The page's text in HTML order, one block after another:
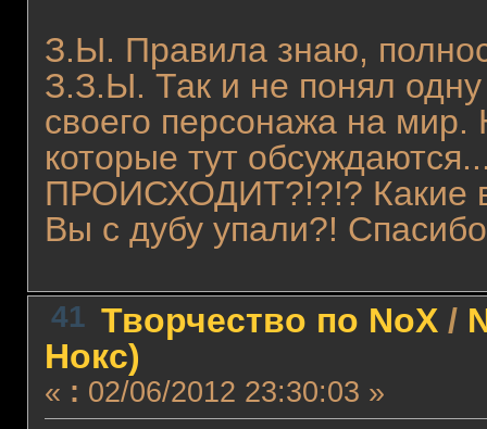
З.Ы. Правила знаю,
З.З.Ы. Так и не понял
своего персонажа на
которые тут
ПРОИСХОДИТ?!?!? Какие
Вы с дубу упали?!
41 Творчество по NoX/
Нокс)
« : 02/06/2012 23:30:03 »